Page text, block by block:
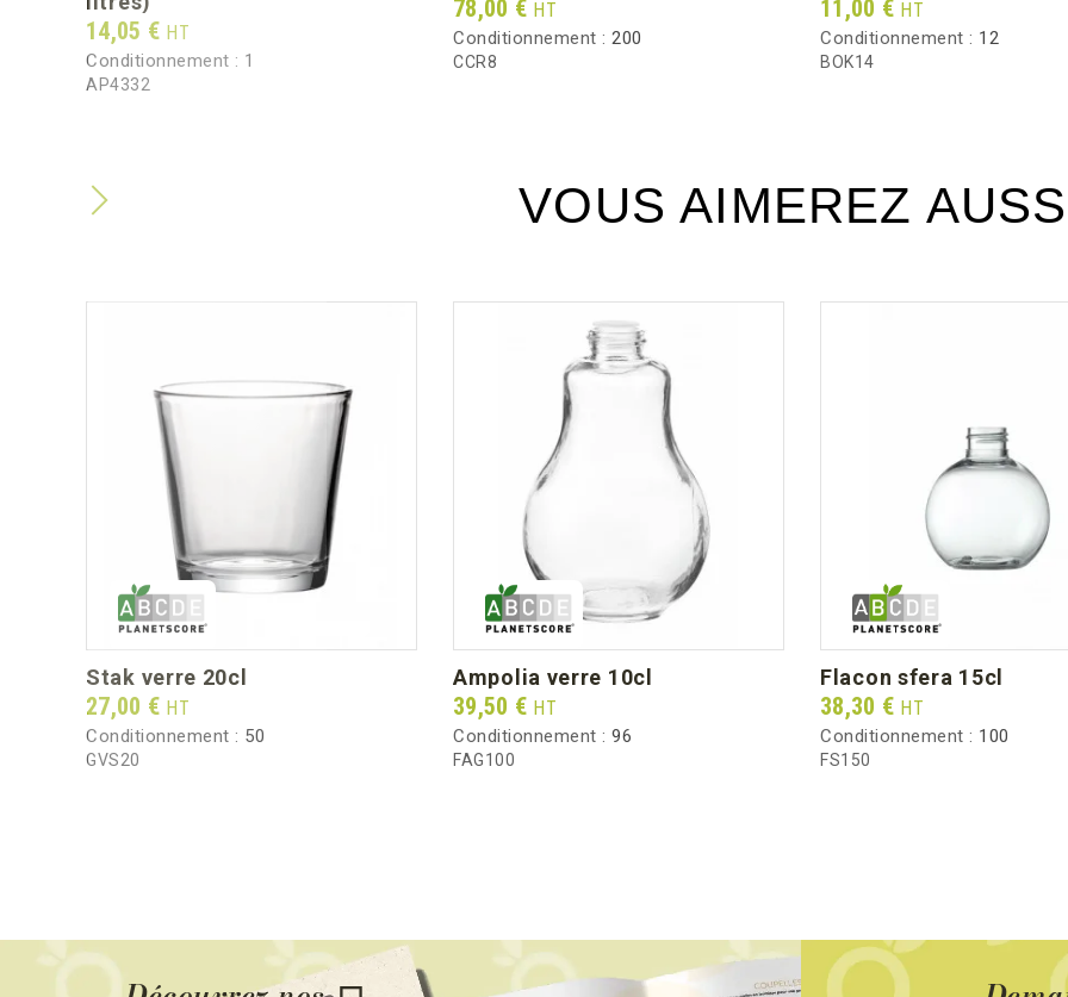
Prix
14,05 € HT
Conditionnement : 1
AP4332
Prix
78,00 € HT
Conditionnement : 200
CCR8
Prix
11,00 € HT
Conditionnement : 12
BOK14
VOUS AIMEREZ
stak verre 20cl
Prix
27,00 € HT
Conditionnement : 50
GVS20
ampolia verre 10cl
Prix
39,50 € HT
Conditionnement : 96
FAG100
flacon sfera 15cl
Prix
38,30 € HT
Conditionnement : 100
FS150